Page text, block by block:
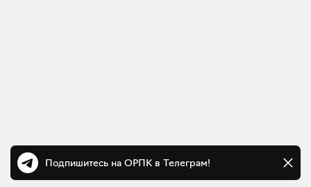
Подпишитесь на ОРПК в Телеграм!